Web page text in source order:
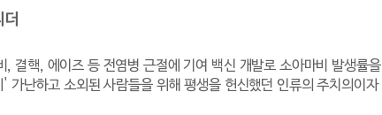
결핵, 에이즈 등 전염병 근절에 기여 백신 개발로 소아마비 발생률을
난하고 소외된 사람들을 위해 평생을 헌신했던 인류의 주치의이자